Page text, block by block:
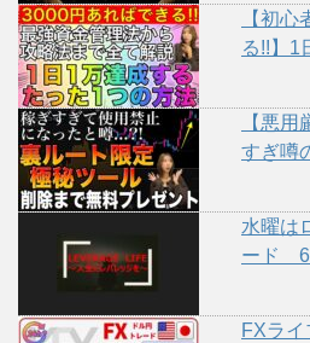
【初
る!!】1
【悪
すぎ噂
水曜は
ード 6
FXラ